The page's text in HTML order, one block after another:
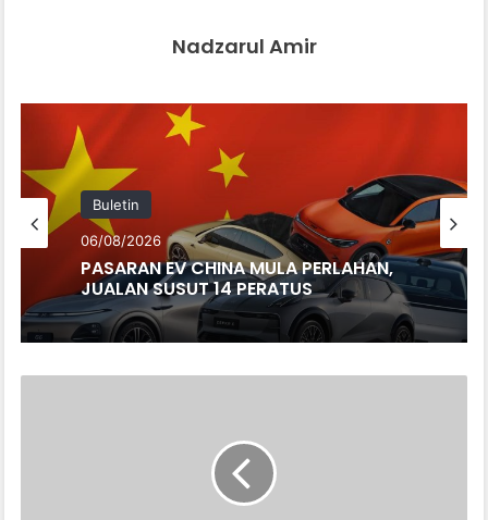
Nadzarul Amir
Buletin
06/08/2026
PASARAN EV CHINA MULA PERLAHAN,
JUALAN SUSUT 14 PERATUS